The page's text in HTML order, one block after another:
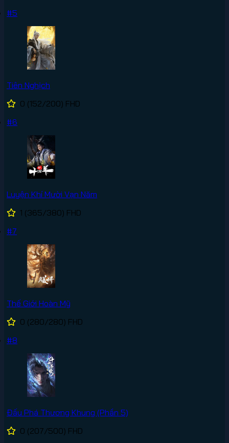
#5
Tiên Nghịch
0 (152/200) FHD
#6
Luyện Khí Mười Vạn Năm
1 (365/380) FHD
#7
Thế Giới Hoàn Mỹ
0 (280/280) FHD
#8
Đấu Phá Thương Khung (Phần 5)
0 (207/500) FHD